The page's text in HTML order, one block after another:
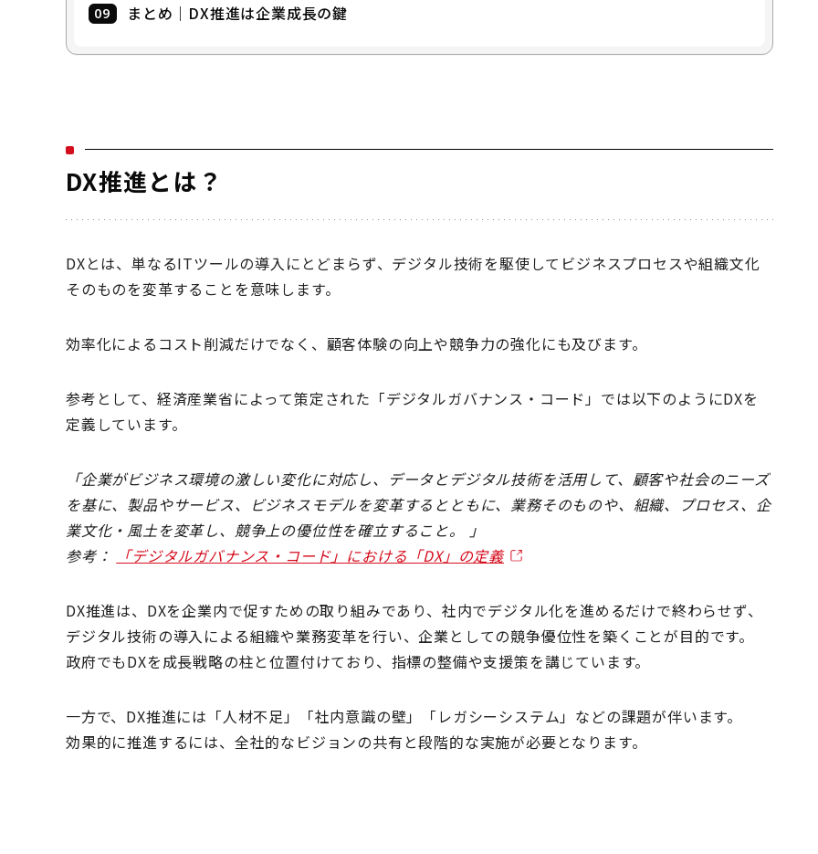
まとめ｜DX推進は企業成長の鍵
DX推進とは？
DXとは、単なるITツールの導入にとどまらず、デジタル技術を駆使してビジネスプロセスや組織文化
そのものを変革することを意味します。
効率化によるコスト削減だけでなく、顧客体験の向上や競争力の強化にも及びます。
参考として、経済産業省によって策定された「デジタルガバナンス・コード」では以下のようにDXを
定義しています。
「企業がビジネス環境の激しい変化に対応し、データとデジタル技術を活用して、顧客や社会のニーズ
を基に、製品やサービス、ビジネスモデルを変革するとともに、業務そのものや、組織、プロセス、企
業文化・風土を変革し、競争上の優位性を確立すること。 」
参考：
「デジタルガバナンス・コード」における「DX」の定義
DX推進は、DXを企業内で促すための取り組みであり、社内でデジタル化を進めるだけで終わらせず、
デジタル技術の導入による組織や業務変革を行い、企業としての競争優位性を築くことが目的です。
政府でもDXを成長戦略の柱と位置付けており、指標の整備や支援策を講じています。
一方で、DX推進には「人材不足」「社内意識の壁」「レガシーシステム」などの課題が伴います。
効果的に推進するには、全社的なビジョンの共有と段階的な実施が必要となります。